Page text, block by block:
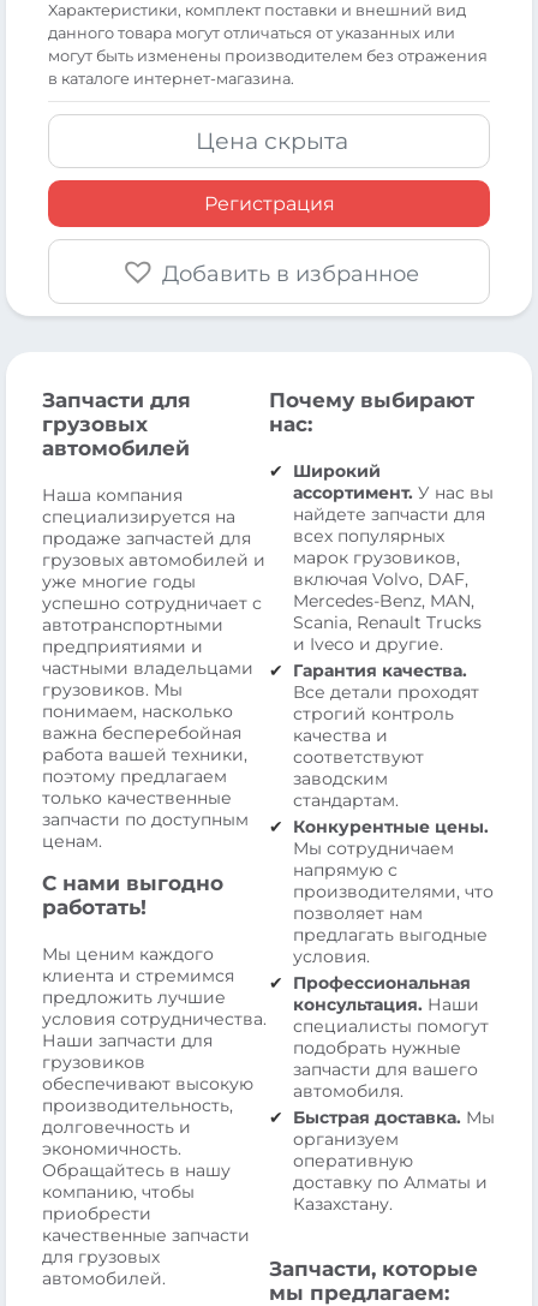
Xарактеристики, комплект поставки и внешний вид
данного товара могут отличаться от указанных или
могут быть изменены производителем без отражения
в каталоге интернет-магазина.
Цена скрыта
Регистрация
Добавить в избранное
Запчасти для
грузовых
автомобилей
Наша компания
специализируется на
продаже запчастей для
грузовых автомобилей и
уже многие годы
успешно сотрудничает с
автотранспортными
предприятиями и
частными владельцами
грузовиков. Мы
понимаем, насколько
важна бесперебойная
работа вашей техники,
поэтому предлагаем
только качественные
запчасти по доступным
ценам.
С нами выгодно
работать!
Мы ценим каждого
клиента и стремимся
предложить лучшие
условия сотрудничества.
Наши запчасти для
грузовиков
обеспечивают высокую
производительность,
долговечность и
экономичность.
Обращайтесь в нашу
компанию, чтобы
приобрести
качественные запчасти
для грузовых
автомобилей.
Почему выбирают
нас:
Широкий
ассортимент. У нас вы
найдете запчасти для
всех популярных
марок грузовиков,
включая Volvo, DAF,
Mercedes-Benz, MAN,
Scania, Renault Trucks
и Iveco и другие.
Гарантия качества.
Все детали проходят
строгий контроль
качества и
соответствуют
заводским
стандартам.
Конкурентные цены.
Мы сотрудничаем
напрямую с
производителями, что
позволяет нам
предлагать выгодные
условия.
Профессиональная
консультация. Наши
специалисты помогут
подобрать нужные
запчасти для вашего
автомобиля.
Быстрая доставка. Мы
организуем
оперативную
доставку по Алматы и
Казахстану.
Запчасти, которые
мы предлагаем: